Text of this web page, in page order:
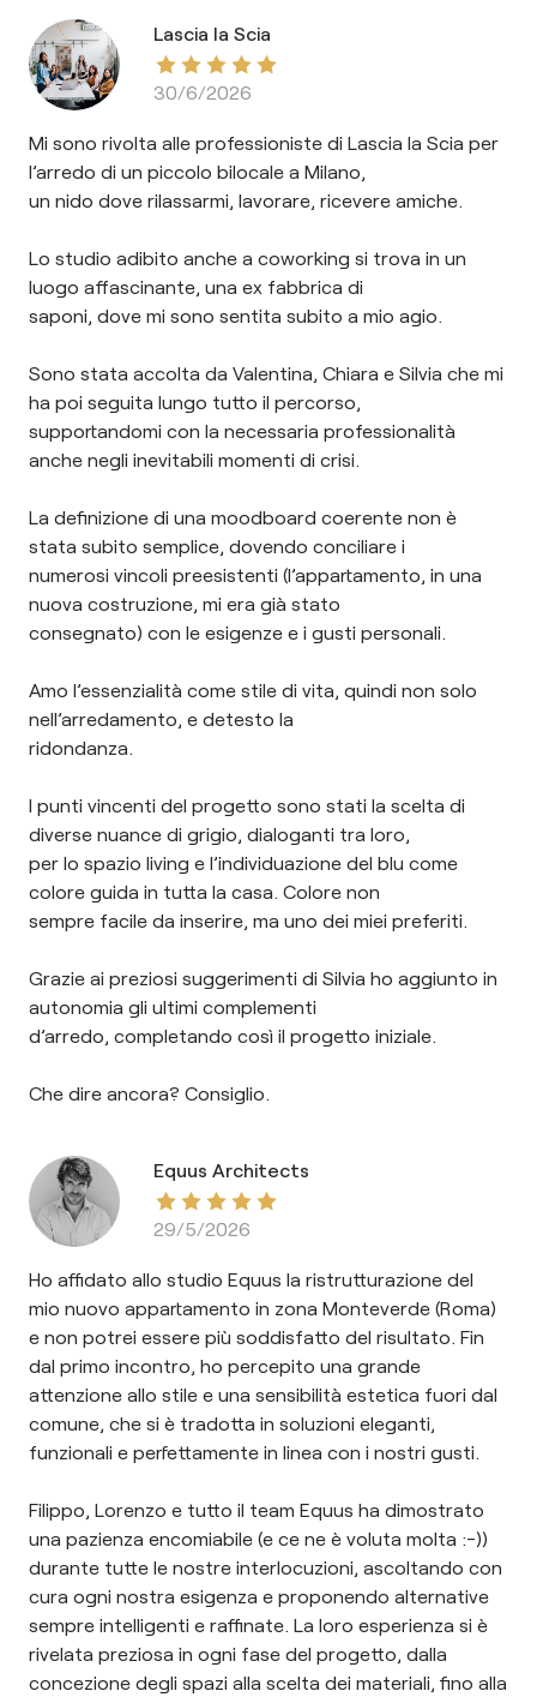
Lascia la Scia
30/6/2026
Mi sono rivolta alle professioniste di Lascia la Scia per
l’arredo di un piccolo bilocale a Milano,
un nido dove rilassarmi, lavorare, ricevere amiche.
Lo studio adibito anche a coworking si trova in un
luogo affascinante, una ex fabbrica di
saponi, dove mi sono sentita subito a mio agio.
Sono stata accolta da Valentina, Chiara e Silvia che mi
ha poi seguita lungo tutto il percorso,
supportandomi con la necessaria professionalità
anche negli inevitabili momenti di crisi.
La definizione di una moodboard coerente non è
stata subito semplice, dovendo conciliare i
numerosi vincoli preesistenti (l’appartamento, in una
nuova costruzione, mi era già stato
consegnato) con le esigenze e i gusti personali.
Amo l’essenzialità come stile di vita, quindi non solo
nell’arredamento, e detesto la
ridondanza.
I punti vincenti del progetto sono stati la scelta di
diverse nuance di grigio, dialoganti tra loro,
per lo spazio living e l’individuazione del blu come
colore guida in tutta la casa. Colore non
sempre facile da inserire, ma uno dei miei preferiti.
Grazie ai preziosi suggerimenti di Silvia ho aggiunto in
autonomia gli ultimi complementi
d’arredo, completando così il progetto iniziale.
Che dire ancora? Consiglio.
Equus Architects
29/5/2026
Ho affidato allo studio Equus la ristrutturazione del
mio nuovo appartamento in zona Monteverde (Roma)
e non potrei essere più soddisfatto del risultato. Fin
dal primo incontro, ho percepito una grande
attenzione allo stile e una sensibilità estetica fuori dal
comune, che si è tradotta in soluzioni eleganti,
funzionali e perfettamente in linea con i nostri gusti.
Filippo, Lorenzo e tutto il team Equus ha dimostrato
una pazienza encomiabile (e ce ne è voluta molta :-))
durante tutte le nostre interlocuzioni, ascoltando con
cura ogni nostra esigenza e proponendo alternative
sempre intelligenti e raffinate. La loro esperienza si è
rivelata preziosa in ogni fase del progetto, dalla
concezione degli spazi alla scelta dei materiali, fino alla